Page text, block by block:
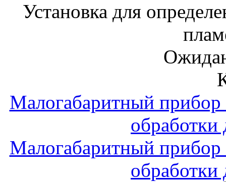
Установка для
Малогабаритный прибор
Малогабаритный прибор